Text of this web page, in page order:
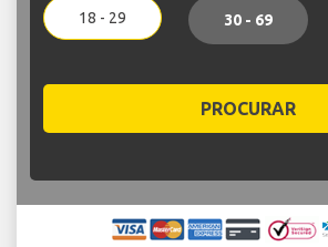
18 - 29 30 - 69
PROCURAR